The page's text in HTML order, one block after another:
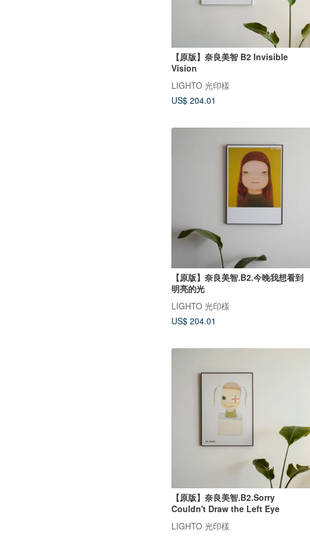
【原版】奈良美智 B2 Invisible
Vision
LIGHTO 光印樣
US$ 204.01
【原版】奈良美智.B2.今晚我想看到
明亮的光
LIGHTO 光印樣
US$ 204.01
【原版】奈良美智.B2.Sorry
Couldn't Draw the Left Eye
LIGHTO 光印樣